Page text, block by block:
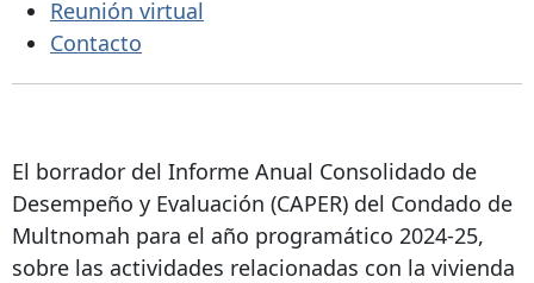
Reunión virtual
Contacto
El borrador del Informe Anual Consolidado de
Desempeño y Evaluación (CAPER) del Condado de
Multnomah para el año programático 2024-25,
sobre las actividades relacionadas con la vivienda